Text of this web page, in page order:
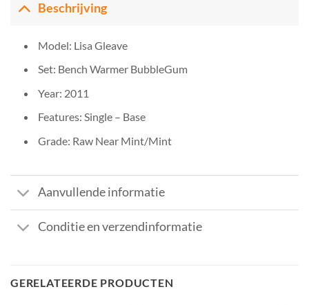
Beschrijving
Model: Lisa Gleave
Set: Bench Warmer BubbleGum
Year: 2011
Features: Single – Base
Grade: Raw Near Mint/Mint
Aanvullende informatie
Conditie en verzendinformatie
GERELATEERDE PRODUCTEN